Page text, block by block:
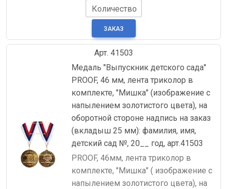
Количество
Арт. 41503
Медаль "Выпускник детского сада"
PROOF, 46 мм, лента триколор в
комплекте, "Мишка" (изображение с
напылением золотистого цвета), на
оборотной стороне надпись на заказ
(вкладыш 25 мм): фамилия, имя,
детский сад №, 20__ год, арт.41503
PROOF, 46мм, лента триколор в
комплекте, "Мишка" ( изображение с
напылением золотистого цвета), на